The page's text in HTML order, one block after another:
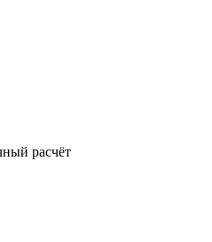
расчёт